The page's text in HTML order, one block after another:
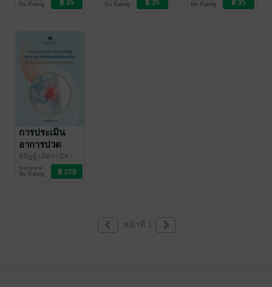
ผ่าตัดส่องกล้อง
No Rating
ผ่าตัดส่องกล้อง
No Rating
ผ่าตัดส่องกล้อง
No Rating
การประเมิน
อาการปวด
สะโพกและการ
ผ่าตัดส่องกล้อง
ข้อสะโพก (Full
พิสิฏฐ์ เลิศวานิช /
สำนักพิมพ์ศิริราช
No Rating
หน้าที่ 1